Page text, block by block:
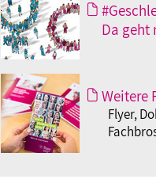
Da geht
Weitere
Flyer,